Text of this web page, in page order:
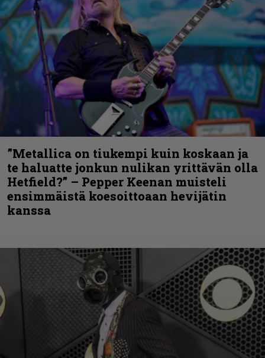
”Metallica on tiukempi kuin koskaan ja
te haluatte jonkun nulikan yrittävän olla
Hetfield?” – Pepper Keenan muisteli
ensimmäistä koesoittoaan hevijätin
kanssa